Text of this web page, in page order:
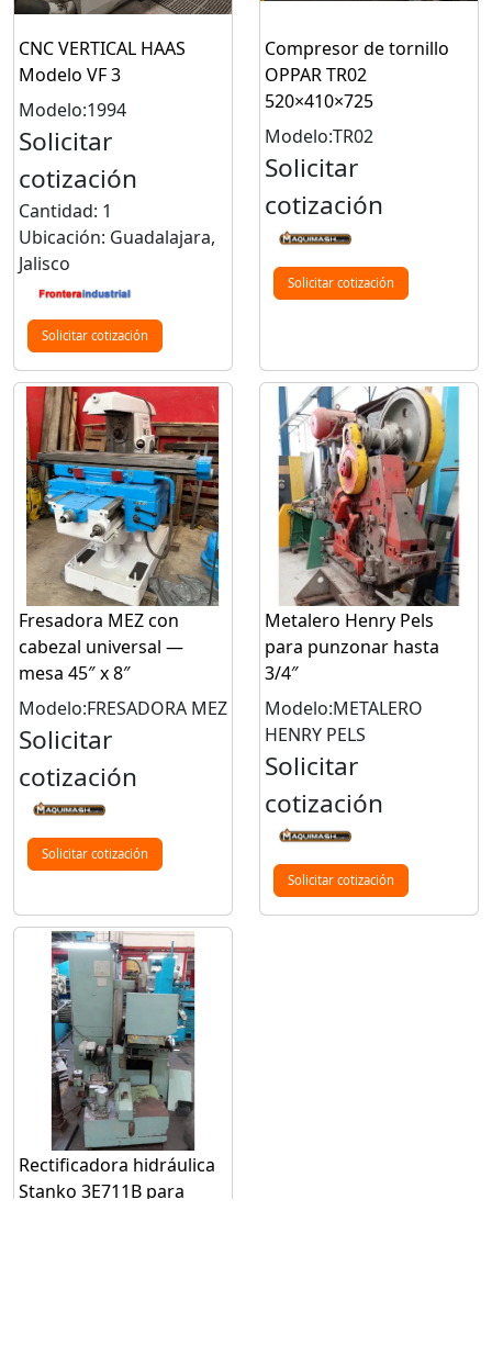
CNC VERTICAL HAAS
Modelo VF 3
Modelo:1994
Solicitar
cotización
Cantidad: 1
Ubicación: Guadalajara,
Jalisco
Solicitar cotización
Compresor de tornillo
OPPAR TR02
520×410×725
Modelo:TR02
Solicitar
cotización
Solicitar cotización
Fresadora MEZ con
cabezal universal —
mesa 45″ x 8″
Modelo:FRESADORA MEZ
Solicitar
cotización
Solicitar cotización
Metalero Henry Pels
para punzonar hasta
3/4″
Modelo:METALERO
HENRY PELS
Solicitar
cotización
Solicitar cotización
Rectificadora hidráulica
Stanko 3E711B para